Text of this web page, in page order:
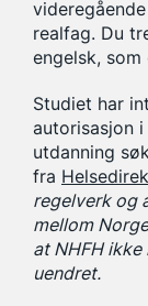
realfag. Du
engelsk,
Studiet har
autorisasjon
utdanning
fra
regelverk og
mellom
at NHFH
uendret.